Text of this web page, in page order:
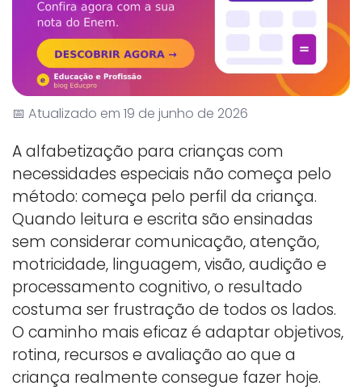
📅 Atualizado em 19 de junho de 2026
A alfabetização para crianças com
necessidades especiais não começa pelo
método: começa pelo perfil da criança.
Quando leitura e escrita são ensinadas
sem considerar comunicação, atenção,
motricidade, linguagem, visão, audição e
processamento cognitivo, o resultado
costuma ser frustração de todos os lados.
O caminho mais eficaz é adaptar objetivos,
rotina, recursos e avaliação ao que a
criança realmente consegue fazer hoje.